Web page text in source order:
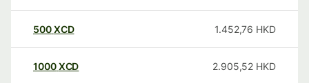
500XCD 1.452,76 HKD
1000XCD 2.905,52 HKD